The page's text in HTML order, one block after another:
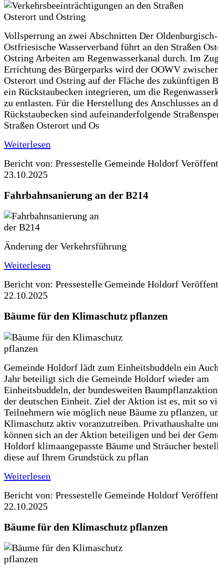
Vollsperrung an zwei Abschnitten Der Oldenburgisch-
Ostfriesische Wasserverband führt an den Straßen
Ostring Arbeiten am Regenwasserkanal durch. Im
Errichtung des Bürgerparks wird der OOWV
Osterort und Ostring auf der Fläche des zukünftigen
ein Rückstaubecken integrieren, um die
zu entlasten. Für die Herstellung des Anschlusses an
Rückstaubecken sind aufeinanderfolgende
Straßen Osterort und Os
Weiterlesen
Bericht von: Pressestelle Gemeinde Holdorf
23.10.2025
Fahrbahnsanierung an der B214
Änderung der Verkehrsführung
Weiterlesen
Bericht von: Pressestelle Gemeinde Holdorf
22.10.2025
Bäume für den Klimaschutz pflanzen
Gemeinde Holdorf lädt zum Einheitsbuddeln ein
Jahr beteiligt sich die Gemeinde Holdorf wieder am
Einheitsbuddeln, der bundesweiten
der deutschen Einheit. Ziel der Aktion ist es, mit so
Teilnehmern wie möglich neue Bäume zu pflanzen,
Klimaschutz aktiv voranzutreiben. Privathaushalte
können sich an der Aktion beteiligen und bei der
Holdorf klimaangepasste Bäume und Sträucher
diese auf Ihrem Grundstück zu pflan
Weiterlesen
Bericht von: Pressestelle Gemeinde Holdorf
22.10.2025
Bäume für den Klimaschutz pflanzen